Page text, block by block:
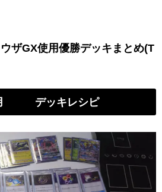
ザGX使用優勝デッキまとめ(T
用 デッキレシピ